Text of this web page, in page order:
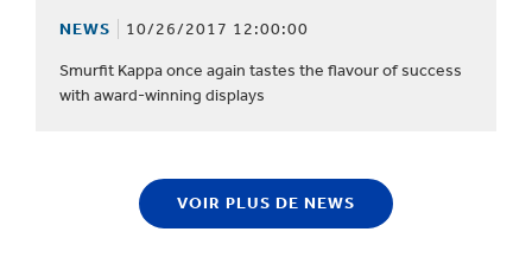
NEWS 10/26/2017 12:00:00
Smurfit Kappa once again tastes the flavour of success
with award-winning displays
VOIR PLUS DE NEWS